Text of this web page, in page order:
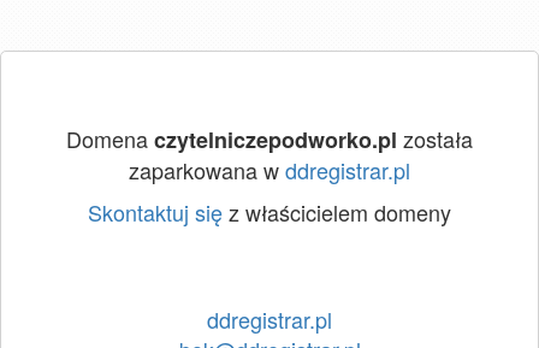
Domenaczytelniczepodworko.pl została
zaparkowana wddregistrar.pl
Skontaktuj sięz właścicielem domeny
ddregistrar.pl